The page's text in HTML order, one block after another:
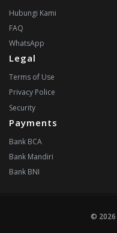
Hubungi Kami
FAQ
WhatsApp
Legal
Terms of Use
Privacy Police
Security
Payments
Bank BCA
Bank Mandiri
Bank BNI
© 2026